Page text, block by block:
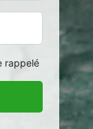
rappelé